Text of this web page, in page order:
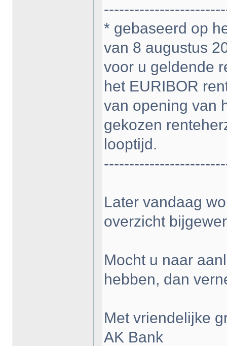
* gebaseerd op
van 8 augustus
voor u geldende
het EURIBOR
van opening van
gekozen
looptijd.
Later vandaag
overzicht
Mocht u naar
hebben, dan
Met vriendelijke
AK Bank